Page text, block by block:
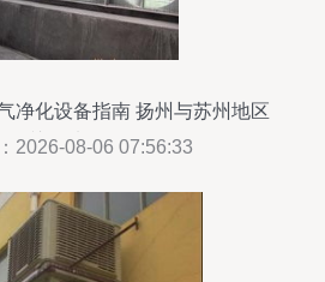
净化设备指南 扬州与苏州地区
的关键选择
2026-08-06 07:56:33